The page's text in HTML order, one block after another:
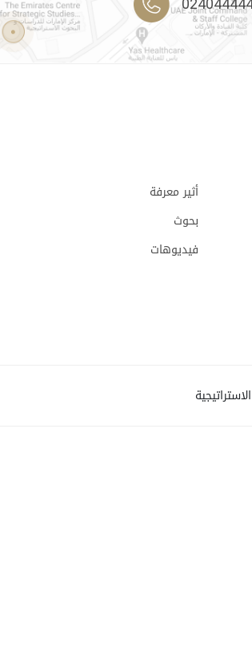
أثير معرفة
بحوث
فيديوهات